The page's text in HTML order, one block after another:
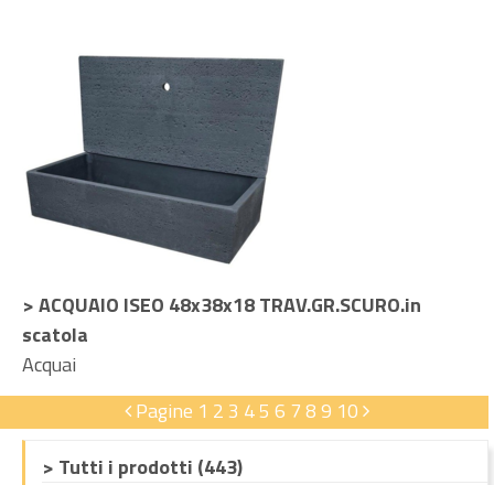
> ACQUAIO ISEO 48x38x18 TRAV.GR.SCURO.in
scatola
Acquai
Pagine 1 2 3 45 6 789 10
> Tutti i prodotti (443)